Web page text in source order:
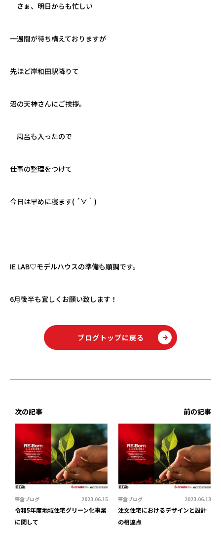
さぁ、明日からも忙しい
一週間が待ち構えておりますが
先ほど岸和田駅降りて
沼の天神さんにご挨拶。
風呂も入ったので
仕事の整理をつけて
今日は早めに寝ます( ´∀ ｀ )
IE LAB♡モデルハウスの準備も順調です。
6月後半も宜しくお願い致します！
ブログトップに戻る
次の記事
笹倉ブログ 2023.06.15
令和5年度地域住宅グリーン化事業
に関して
前の記事
笹倉ブログ 2023.06.13
注文住宅におけるデザインと設計
の相違点